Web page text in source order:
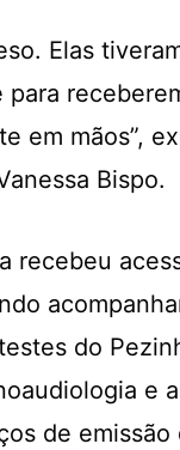
Elas
em mãos”,
Bispo.
recebeu
do
e
de